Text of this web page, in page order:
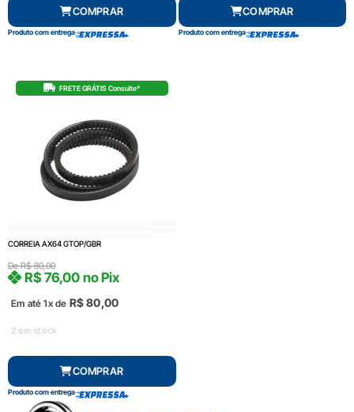
COMPRAR
Produto com entrega
COMPRAR
Produto com entrega
FRETE GRÁTIS Consulte*
CORREIA AX64 GTOP/GBR
DeR$80,00
Em até 1x de R$80,00
R$76,00 no Pix
2 em stock
COMPRAR
Produto com entrega